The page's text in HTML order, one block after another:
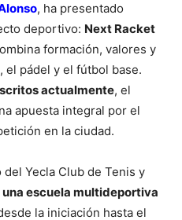
, ha presentado
deportivo: Next Racket
formación, valores y
el pádel y el fútbol base.
actualmente, el
apuesta integral por el
en la ciudad.
Yecla Club de Tenis y
una escuela multideportiva
la iniciación hasta el